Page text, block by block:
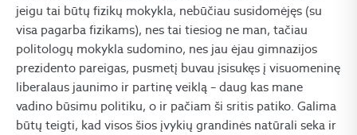
jeigu tai būtų fizikų mokykla, nebūčiau susidomėjęs (su
visa pagarba fizikams), nes tai tiesiog ne man, tačiau
politologų mokykla sudomino, nes jau ėjau gimnazijos
prezidento pareigas, pusmetį buvau įsisukęs į visuomeninę
liberalaus jaunimo ir partinę veiklą – daug kas mane
vadino būsimu politiku, o ir pačiam ši sritis patiko. Galima
būtų teigti, kad visos šios įvykių grandinės natūrali seka ir